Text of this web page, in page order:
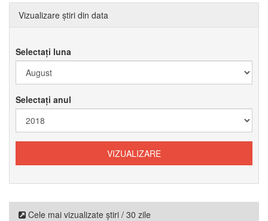
Vizualizare știri din data
Selectați luna
Selectați anul
Cele mai vizualizate știri / 30 zile